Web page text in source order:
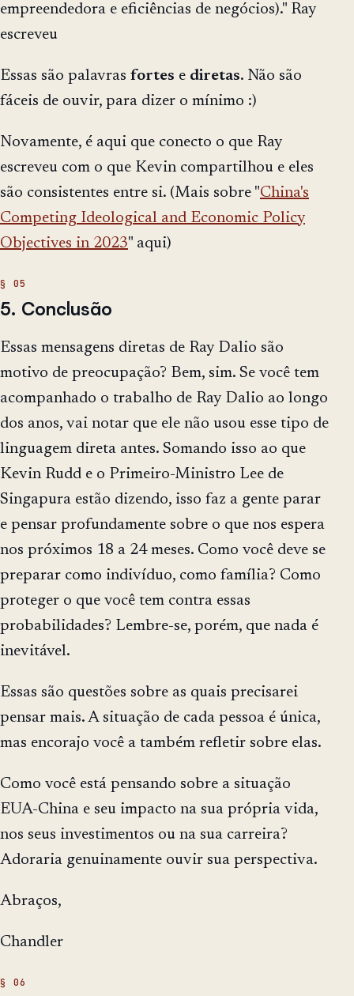
empreendedora e eficiências de negócios)." Ray
escreveu
Essas são palavras fortes e diretas. Não são
fáceis de ouvir, para dizer o mínimo :)
Novamente, é aqui que conecto o que Ray
escreveu com o que Kevin compartilhou e eles
são consistentes entre si. (Mais sobre "China's
Competing Ideological and Economic Policy
Objectives in 2023" aqui)
5. Conclusão
Essas mensagens diretas de Ray Dalio são
motivo de preocupação? Bem, sim. Se você tem
acompanhado o trabalho de Ray Dalio ao longo
dos anos, vai notar que ele não usou esse tipo de
linguagem direta antes. Somando isso ao que
Kevin Rudd e o Primeiro-Ministro Lee de
Singapura estão dizendo, isso faz a gente parar
e pensar profundamente sobre o que nos espera
nos próximos 18 a 24 meses. Como você deve se
preparar como indivíduo, como família? Como
proteger o que você tem contra essas
probabilidades? Lembre-se, porém, que nada é
inevitável.
Essas são questões sobre as quais precisarei
pensar mais. A situação de cada pessoa é única,
mas encorajo você a também refletir sobre elas.
Como você está pensando sobre a situação
EUA-China e seu impacto na sua própria vida,
nos seus investimentos ou na sua carreira?
Adoraria genuinamente ouvir sua perspectiva.
Abraços,
Chandler